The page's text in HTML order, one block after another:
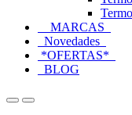
MARCAS
Novedades
*OFERTAS*
BLOG
OpenClose